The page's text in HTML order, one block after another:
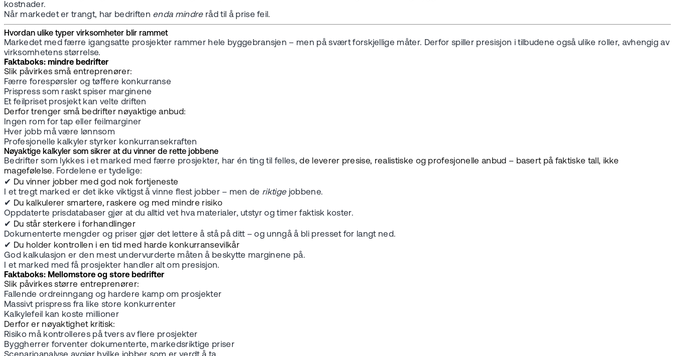
kostnader.
Når markedet er trangt, har bedriften enda mindre råd til å prise feil.
Hvordan ulike typer virksomheter blir rammet
Markedet med færre igangsatte prosjekter rammer hele byggebransjen – men på svært forskjellige måter. Derfor spiller presisjon i tilbudene også ulike roller, avhengig av
virksomhetens størrelse.
Faktaboks: mindre bedrifter
Slik påvirkes små entreprenører:
Færre forespørsler og tøffere konkurranse
Prispress som raskt spiser marginene
Et feilpriset prosjekt kan velte driften
Derfor trenger små bedrifter nøyaktige anbud:
Ingen rom for tap eller feilmarginer
Hver jobb må være lønnsom
Profesjonelle kalkyler styrker konkurransekraften
Nøyaktige kalkyler som sikrer at du vinner de rette jobbene
Bedrifter som lykkes i et marked med færre prosjekter, har én ting til felles,de leverer presise, realistiske og profesjonelle anbud – basert på faktiske tall, ikke
magefølelse. Fordelene er tydelige:
✔ Du vinner jobber med god nok fortjeneste
I et tregt marked er det ikke viktigst å vinne flest jobber – men de riktige jobbene.
✔ Du kalkulerer smartere, raskere og med mindre risiko
Oppdaterte prisdatabaser gjør at du alltid vet hva materialer, utstyr og timer faktisk koster.
✔ Du står sterkere i forhandlinger
Dokumenterte mengder og priser gjør det lettere å stå på ditt – og unngå å bli presset for langt ned.
✔ Du holder kontrollen i en tid med harde konkurransevilkår
God kalkulasjon er den mest undervurderte måten å beskytte marginene på.
I et marked med få prosjekter handler alt om presisjon.
Faktaboks: Mellomstore og store bedrifter
Slik påvirkes større entreprenører:
Fallende ordreinngang og hardere kamp om prosjekter
Massivt prispress fra like store konkurrenter
Kalkylefeil kan koste millioner
Derfor er nøyaktighet kritisk:
Risiko må kontrolleres på tvers av flere prosjekter
Byggherrer forventer dokumenterte, markedsriktige priser